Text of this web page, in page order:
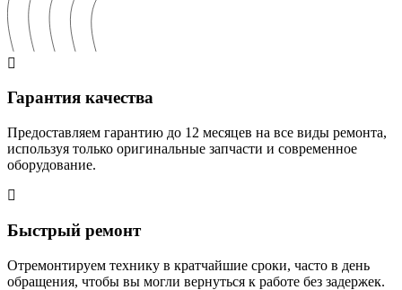
Гарантия качества
Предоставляем гарантию до 12 месяцев на все виды ремонта,
используя только оригинальные запчасти и современное
оборудование.
Быстрый ремонт
Отремонтируем технику в кратчайшие сроки, часто в день
обращения, чтобы вы могли вернуться к работе без задержек.